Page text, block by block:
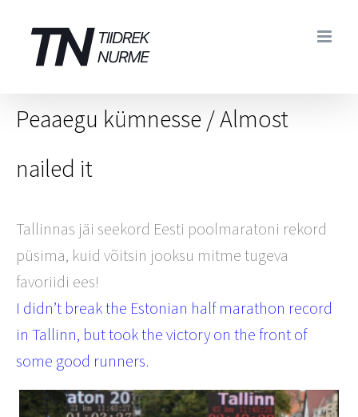
content
Peaaegu kümnesse / Almost
nailed it
Tallinnas jäi seekord Eesti poolmaratoni rekord
püsima, kuid võitsin jooksu mitme tugeva
favoriidi ees!
I didn’t break the Estonian half marathon record
in Tallinn, but took the victory on the front of
some good runners.